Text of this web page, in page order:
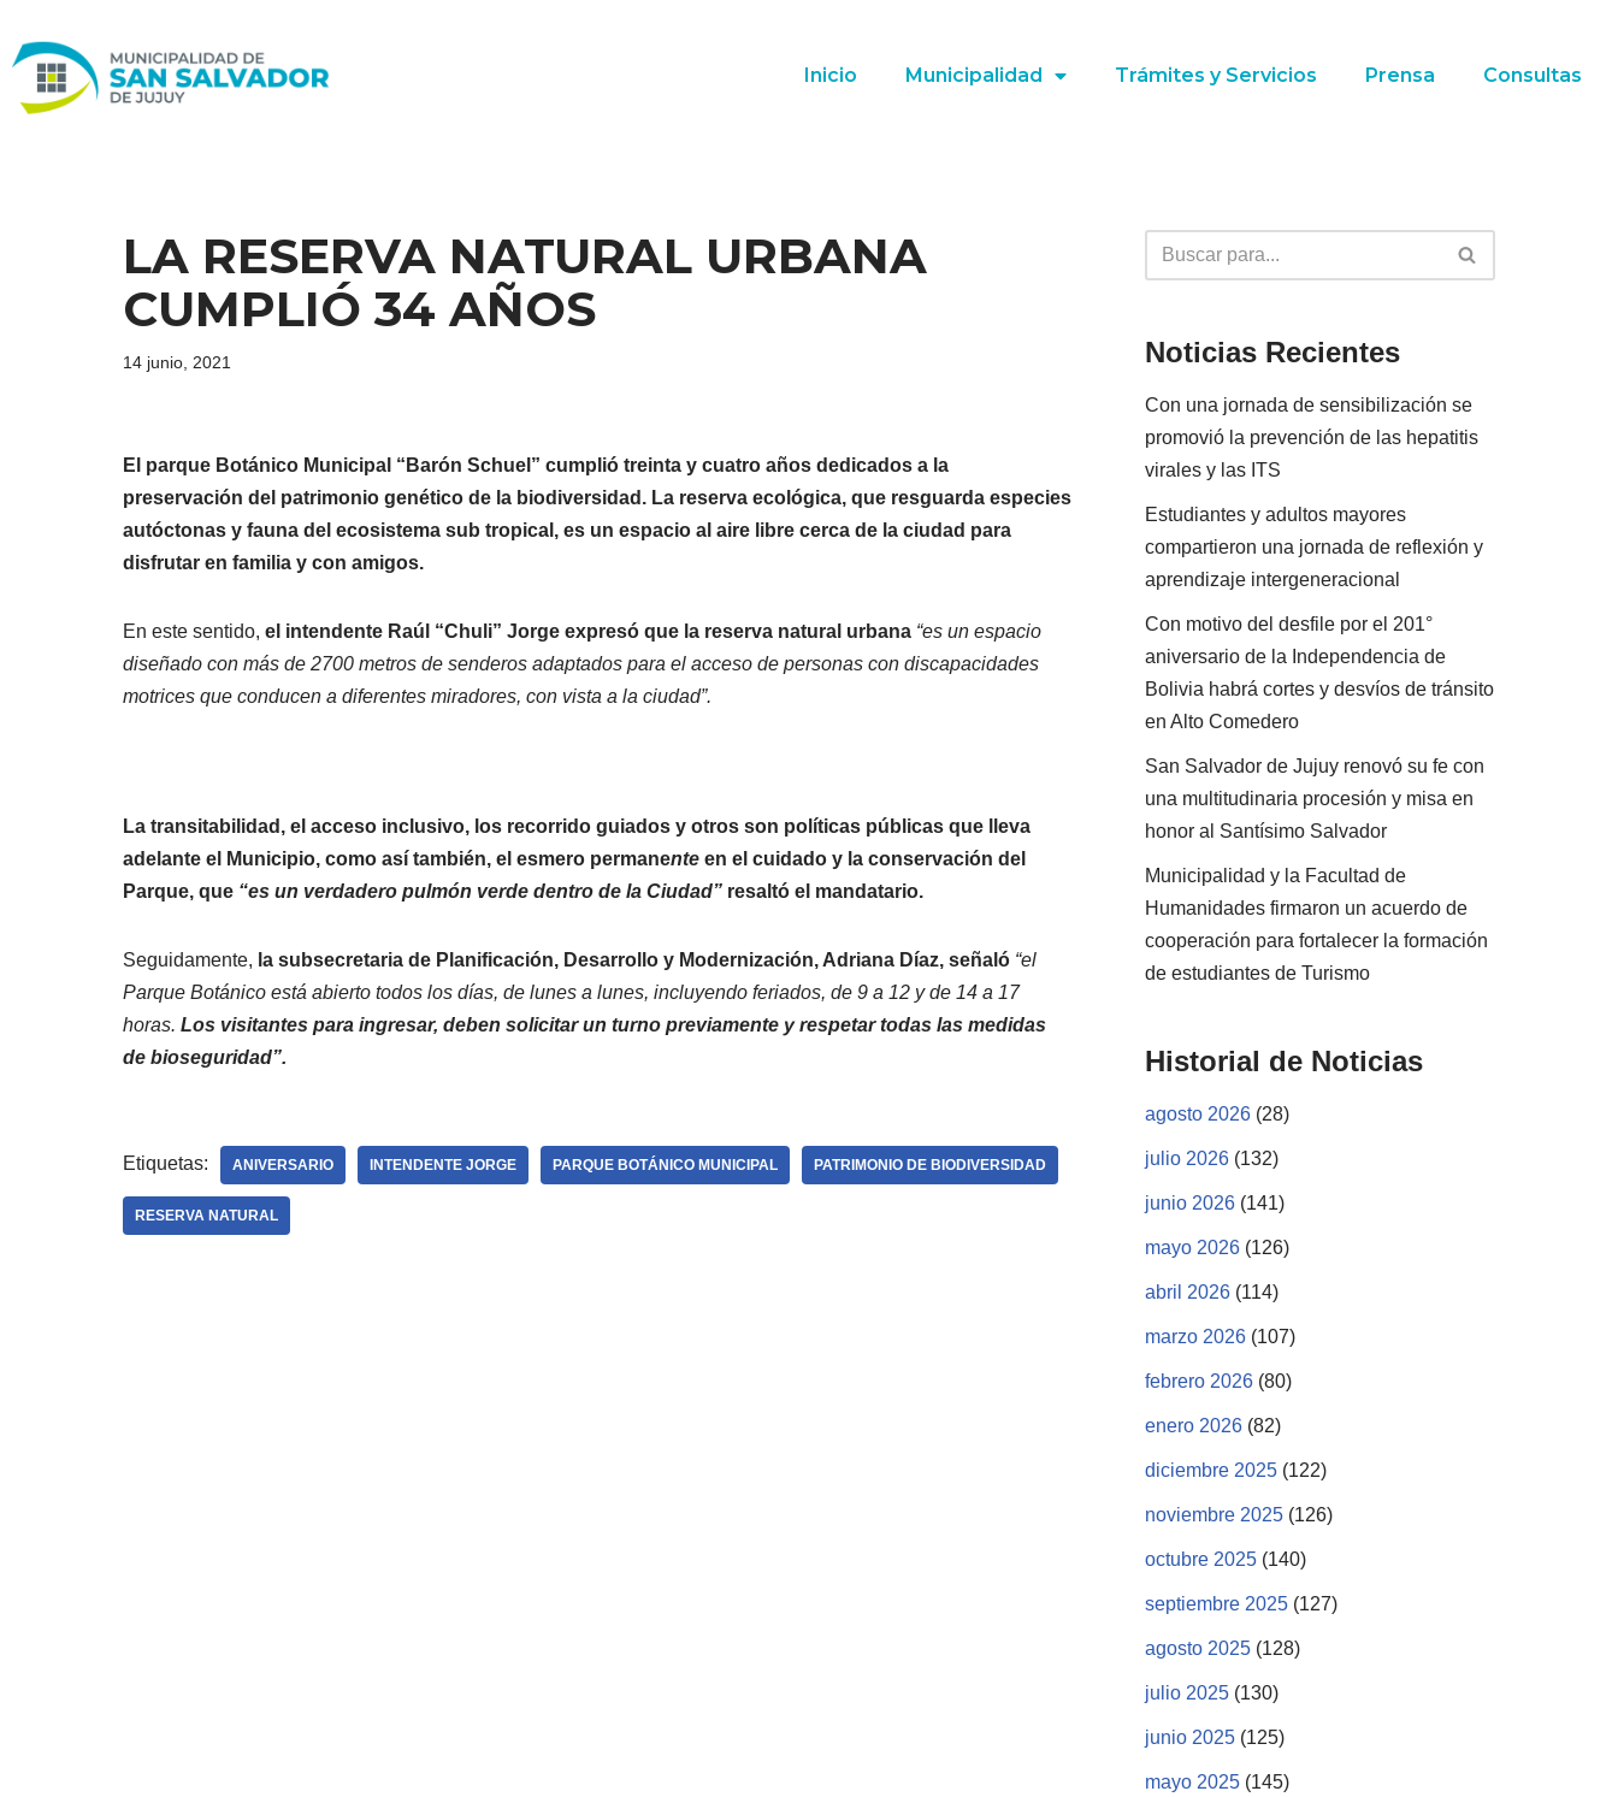
Ir
al
Inicio Municipalidad Trámites y Servicios Prensa Consultas
LA RESERVA NATURAL URBANA
CUMPLIÓ 34 AÑOS
14 junio, 2021
El parque Botánico Municipal “Barón Schuel” cumplió treinta y cuatro años dedicados a la
preservación del patrimonio genético de la biodiversidad. La reserva ecológica, que resguarda especies
autóctonas y fauna del ecosistema sub tropical, es un espacio al aire libre cerca de la ciudad para
disfrutar en familia y con amigos.
En este sentido, el intendente Raúl “Chuli” Jorge expresó que la reserva natural urbana “es un espacio
diseñado con más de 2700 metros de senderos adaptados para el acceso de personas con discapacidades
motrices que conducen a diferentes miradores, con vista a la ciudad”.
La transitabilidad, el acceso inclusivo, los recorrido guiados y otros son políticas públicas que lleva
adelante el Municipio, como así también, el esmero permanente en el cuidado y la conservación del
Parque, que “es un verdadero pulmón verde dentro de la Ciudad” resaltó el mandatario.
Seguidamente, la subsecretaria de Planificación, Desarrollo y Modernización, Adriana Díaz, señaló “el
Parque Botánico está abierto todos los días, de lunes a lunes, incluyendo feriados, de 9 a 12 y de 14 a 17
horas. Los visitantes para ingresar, deben solicitar un turno previamente y respetar todas las medidas
de bioseguridad”.
Etiquetas: ANIVERSARIO INTENDENTE JORGE PARQUE BOTÁNICO MUNICIPAL PATRIMONIO DE BIODIVERSIDAD
RESERVA NATURAL
Noticias Recientes
Con una jornada de sensibilización se
promovió la prevención de las hepatitis
virales y las ITS
Estudiantes y adultos mayores
compartieron una jornada de reflexión y
aprendizaje intergeneracional
Con motivo del desfile por el 201°
aniversario de la Independencia de
Bolivia habrá cortes y desvíos de tránsito
en Alto Comedero
San Salvador de Jujuy renovó su fe con
una multitudinaria procesión y misa en
honor al Santísimo Salvador
Municipalidad y la Facultad de
Humanidades firmaron un acuerdo de
cooperación para fortalecer la formación
de estudiantes de Turismo
Historial de Noticias
agosto 2026 (28)
julio 2026 (132)
junio 2026 (141)
mayo 2026 (126)
abril 2026 (114)
marzo 2026 (107)
febrero 2026 (80)
enero 2026 (82)
diciembre 2025 (122)
noviembre 2025 (126)
octubre 2025 (140)
septiembre 2025 (127)
agosto 2025 (128)
julio 2025 (130)
junio 2025 (125)
mayo 2025 (145)